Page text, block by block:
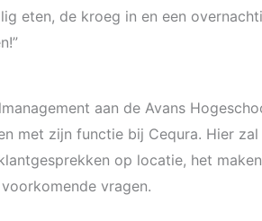
eten, de kroeg in en een
aan de Avans
met zijn functie bij Cequra. Hier
op locatie, het
vragen.